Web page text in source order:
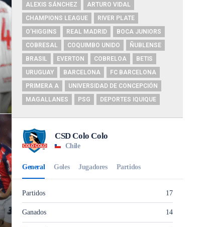
ALEXIS SÁNCHEZ
ARTURO VIDAL
CHAMPIONS LEAGUE
RIVER PLATE
O'HIGGINS
REAL MADRID
BOCA JUNIORS
COBRESAL
COQUIMBO UNIDO
ÑUBLENSE
BRASIL
EVERTON COBRELOA
BETIS
URUGUAY
BARCELONA
FC BARCELONA
PRIMERA A
UNIVERSIDAD DE CONCEPCIÓN
MAGALLANES
PSG DEPORTES IQUIQUE